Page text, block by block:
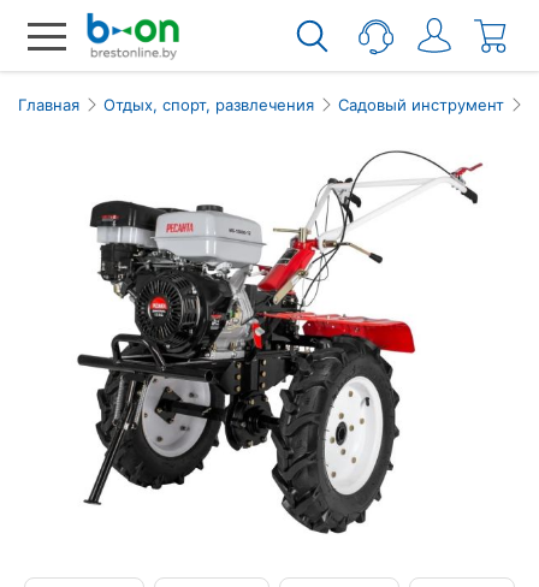
Главная Отдых, спорт, развлечения Садовый инструмент